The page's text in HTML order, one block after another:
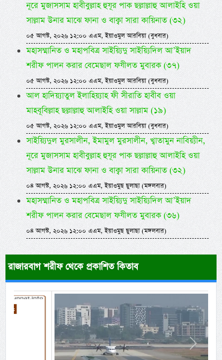
নূরে মুজাসসাম হাবীবুল্লাহ হুযূর পাক ছল্লাল্লাহু আলাইহি ওয়া
সাল্লাম উনার মাঝে ফানা ও বাক্বা সারা কায়িনাত (৩২)
০৫ আগস্ট, ২০২৬ ১২:০০ এএম, ইয়াওমুল আরবিয়া (বুধবার)
মহাসম্মানিত ও মহাপবিত্র সাইয়্যিদু সাইয়্যিদিল আ’ইয়াদ
শরীফ পালন করার বেমেছাল ফযীলত মুবারক (৩৭)
০৫ আগস্ট, ২০২৬ ১২:০০ এএম, ইয়াওমুল আরবিয়া (বুধবার)
আল হাদিয়্যাতুল ইলাহিয়্যাহ ফী সীরাতি হাবীব ওয়া
মাহবূবিল্লাহ ছল্লাল্লাহু আলাইহি ওয়া সাল্লাম (১৯)
০৫ আগস্ট, ২০২৬ ১২:০০ এএম, ইয়াওমুল আরবিয়া (বুধবার)
সাইয়্যিদুল মুরসালীন, ইমামুল মুরসালীন, খ্বাতামুন নাবিয়্যীন,
নূরে মুজাসসাম হাবীবুল্লাহ হুযূর পাক ছল্লাল্লাহু আলাইহি ওয়া
সাল্লাম উনার মাঝে ফানা ও বাক্বা সারা কায়িনাত (৩২)
০৪ আগস্ট, ২০২৬ ১২:০০ এএম, ইয়াওমুছ ছুলাছা (মঙ্গলবার)
মহাসম্মানিত ও মহাপবিত্র সাইয়্যিদু সাইয়্যিদিল আ’ইয়াদ
শরীফ পালন করার বেমেছাল ফযীলত মুবারক (৩৬)
০৪ আগস্ট, ২০২৬ ১২:০০ এএম, ইয়াওমুছ ছুলাছা (মঙ্গলবার)
রাজারবাগ শরীফ থেকে প্রকাশিত কিতাব
Previous Next